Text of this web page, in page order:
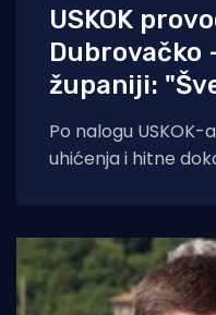
USKOK
Dubrovačko
županiji:
Po nalogu
uhićenja i hitne